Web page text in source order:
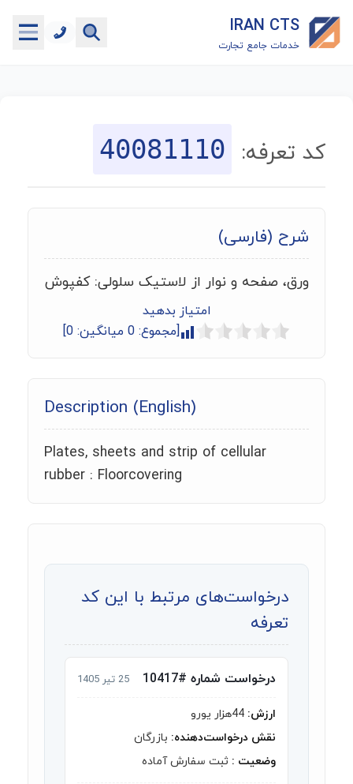
IRAN CTS
خدمات جامع تجارت
جستجوگر تعرفه گمرکی
ماشین حساب گمرکی
کد تعرفه: 40081110
شرح (فارسی)
ورق، صفحه و نوار از لاستیک سلولی: کفپوش
امتیاز بدهید
[مجموع: 0 میانگین: 0
]
Description (English)
Plates, sheets and strip of cellular
rubber : Floorcovering
درخواست‌های مرتبط با این کد
تعرفه
درخواست شماره #10417 25 تیر 1405
ارزش:
نقش درخواست‌دهنده: بازرگان
وضعیت : ثبت سفارش آماده